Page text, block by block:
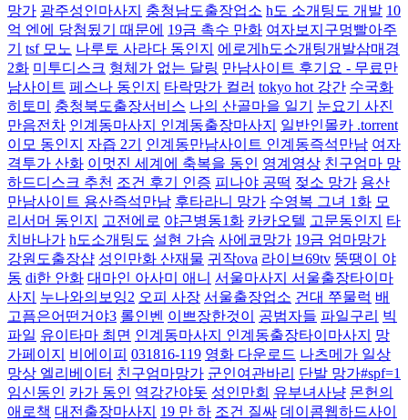
망가 광주성인마사지 충청남도출장업소 h도 소개팅도 개발 10
억 엔에 당첨됬기 때문에 19금 촉수 만화 여자보지구멍빨아주
기
tsf 모노 나루토 사라다 동인지
에로게h도소개팅개발삼매경
2화 미투디스크 형체가 없는 달링 만남사이트 후기요 - 무료만
남사이트 페스나 동인지 타락망가 컬러 tokyo hot 강간 수국화
히토미
충청북도출장서비스 나의 산골마을 일기
눈요기 사진
만음전차 인계동마사지 인계동출장마사지
일반인몰카 .torrent
이모 동인지
자즙 2기 인계동만남사이트 인계동즉석만남 여자
격투가 산화 이멋진 세계에 축복을 동인 영계영상 친구엄마 망
하드디스크 추천 조건 후기 인증 피나야 공떡 젖소 망가 용산
만남사이트 용산즉석만남 후타라니 망가 수영복 그녀 1화 모
리서머 동인지
고전에로 야근병동1화 카카오텔 고문동인지
타
치바나가 h도소개팅도 설현 가슴 사에코망가 19금 엄마망가
강원도출장샵 성인만화 산재물 귀작ova 라이브69tv 뚱땡이 야
동 di한 안화 대마인 아사미 애니 서울마사지 서울출장타이마
사지
누나와의보잉2 오피 사장 서울출장업소 건대 쭈물럭 배
고픔은어떤거야3 롤인벤 이쁘장한것이 공범자들 파일구리 빅
파일 유이타마 최면 인계동마사지 인계동출장타이마사지
망
가페이지
비에이피 031816-119 영화 다운로드 나츠메가 일상
망상 엘리베이터 친구엄마망가 군인여관바리 단발 망가#spf=1
임신동인 카가 동인 역강간야돗 성인만회 유부녀사냥 몬헌의
애로책 대전출장마사지 19 만 하 조건 질싸 데이콤웹하드사이